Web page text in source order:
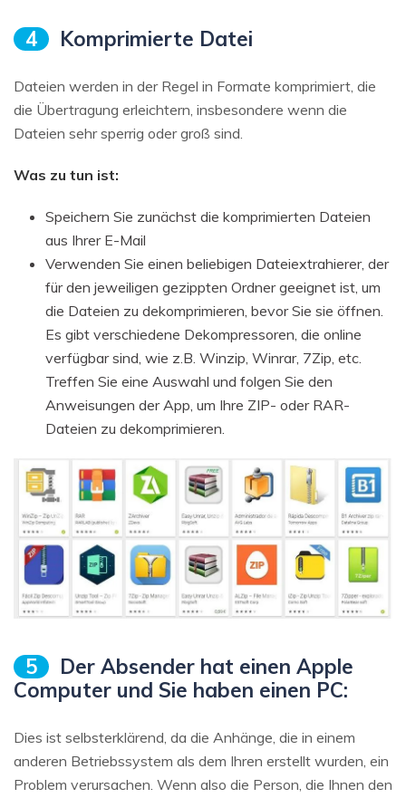
4 Komprimierte Datei
Dateien werden in der Regel in Formate komprimiert, die
die Übertragung erleichtern, insbesondere wenn die
Dateien sehr sperrig oder groß sind.
Was zu tun ist:
Speichern Sie zunächst die komprimierten Dateien
aus Ihrer E-Mail
Verwenden Sie einen beliebigen Dateiextrahierer, der
für den jeweiligen gezippten Ordner geeignet ist, um
die Dateien zu dekomprimieren, bevor Sie sie öffnen.
Es gibt verschiedene Dekompressoren, die online
verfügbar sind, wie z.B. Winzip, Winrar, 7Zip, etc.
Treffen Sie eine Auswahl und folgen Sie den
Anweisungen der App, um Ihre ZIP- oder RAR-
Dateien zu dekomprimieren.
5
Der Absender hat einen Apple
Computer und Sie haben einen PC:
Dies ist selbsterklärend, da die Anhänge, die in einem
anderen Betriebssystem als dem Ihren erstellt wurden, ein
Problem verursachen. Wenn also die Person, die Ihnen den